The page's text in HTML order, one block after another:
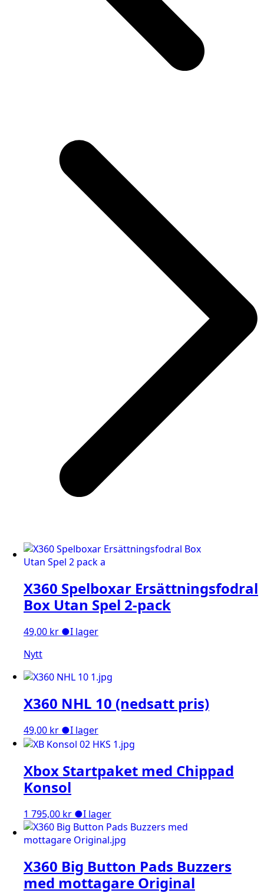
X360 Spelboxar Ersättningsfodral
Box Utan Spel 2-pack
49,00 kr ●I lager
Nytt
X360 NHL 10 (nedsatt pris)
49,00 kr ●I lager
Xbox Startpaket med Chippad
Konsol
1 795,00 kr ●I lager
X360 Big Button Pads Buzzers
med mottagare Original